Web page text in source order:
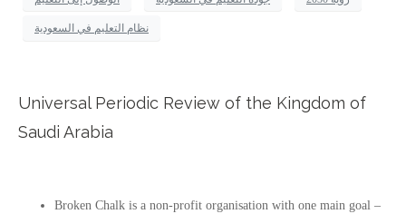
نظام التعليم في السعودية
Universal Periodic Review of the Kingdom of
Saudi Arabia
Broken Chalk is a non-profit organisation with one main goal –